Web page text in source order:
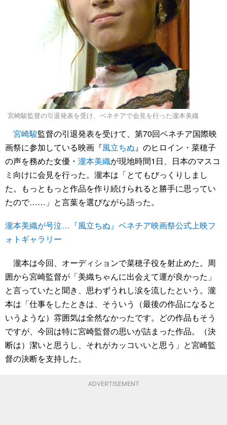
宮崎駿監督の引退発表を受け、ベネチアで会見を行った瀧本美織
宮崎駿監督の引退発表を受けて、第70回ベネチア国際映
画祭に参加している映画『風立ちぬ』のヒロイン・菜穂子
の声を務めた女優・ 瀧本美織が現地時間1日、日本のマスコ
ミ向けに会見を行った。瀧本は「とてもびっくりしまし
た。もっともっと作品を作り続けられると勝手に思ってい
たので……」と言葉を選びながら語った。
瀧本美織が号泣…『風立ちぬ』ベネチア映画祭公式上映フ
ォトギャラリー
瀧本は今回、オーディションで菜穂子役を射止めた。周
囲から宮崎監督が「美織ちゃんに出会えて運が良かった」
と言っていたと聞き、思わずうれし涙を流したという。瀧
本は「仕事をしたときは、そういう（最後の作品になると
いうような）雰囲気は全然なかったです。どの作品もそう
ですが、今回は特に宮崎監督の思いが詰まった作品。（決
断は）潔いと思うし、それがカッコいいと思う」と宮崎監
督の決断を支持した。
ADVERTISEMENT